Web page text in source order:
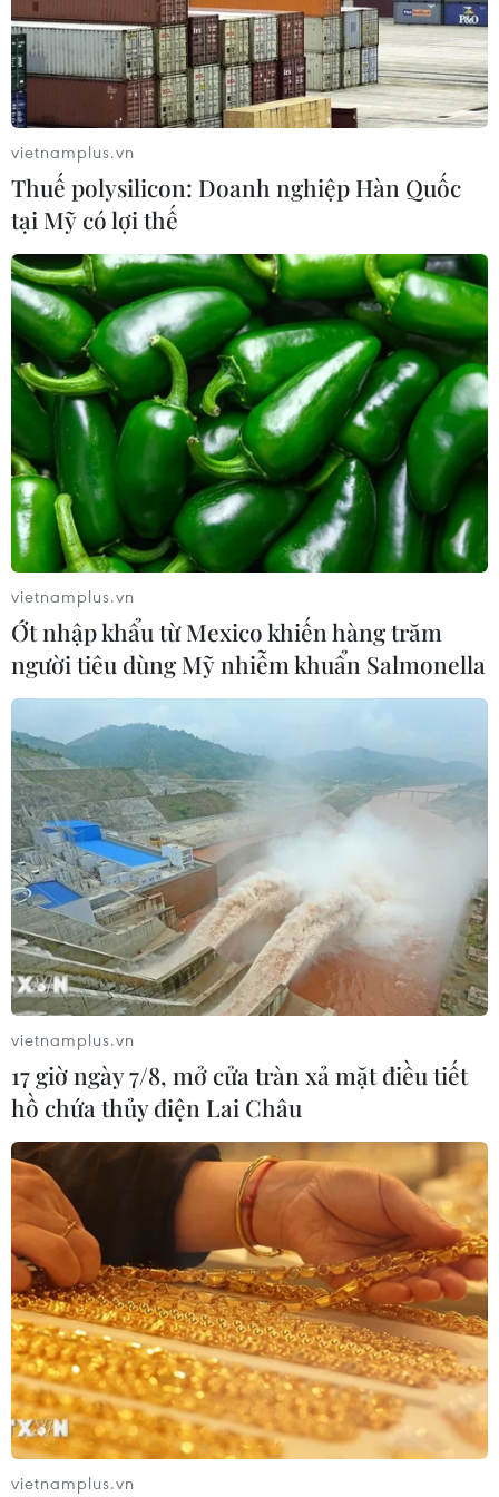
Iran đề xuất thành lập liên minh an
ninh giữa các nước Hồi giáo trong
khu vực
04/08/2026 03:21
Iran ra điều kiện gì với Mỹ
trước khi mở lại Eo biển Hormuz?
03/08/2026 16:12
Iran tuyên bố chưa đạt đủ điều kiện
để mở lại eo biển Hormuz
03/08/2026 15:59
Làn sóng người Israel di cư ra nước
ngoài vẫn ở mức kỷ lục
Tín hiệu tích cực đối với tiến trình
phục hồi kinh tế của Syria
03/08/2026 07:22
Tổng thống Mỹ: Các bên đạt bước
tiến hướng tới chấm dứt xung đột với
Iran
03/08/2026 06:24
Tổng thống Trump thông báo thời
điểm Mỹ nối lại đàm phán với Iran
Iran và Oman sắp đạt thỏa thuận về
tuyến hàng hải mới tại eo biển
Hormuz
02/08/2026 22:47
Xem thêm
CƠ QUAN CHỦ QUẢN: THÔNG TẤN XÃ VIỆT NAM
vietnamplus.vn
Thuế polysilicon: Doanh nghiệp Hàn Quốc
tại Mỹ có lợi thế
vietnamplus.vn
Ớt nhập khẩu từ Mexico khiến hàng trăm
người tiêu dùng Mỹ nhiễm khuẩn Salmonella
vietnamplus.vn
17 giờ ngày 7/8, mở cửa tràn xả mặt điều tiết
hồ chứa thủy điện Lai Châu
vietnamplus.vn